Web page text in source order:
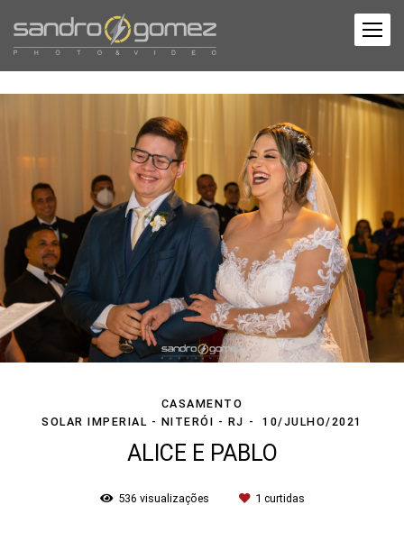
CASAMENTO
SOLAR IMPERIAL - NITERÓI - RJ
10/JULHO/2021
ALICE E PABLO
536 visualizações 1 curtidas